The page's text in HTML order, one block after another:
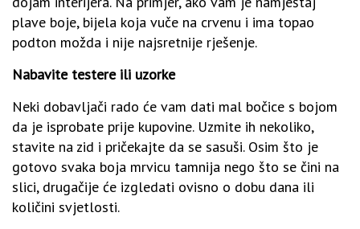
plave boje, bijela koja vuče na crvenu i ima topao
podton možda i nije najsretnije rješenje.
Nabavite testere ili uzorke
Neki dobavljači rado će vam dati mal bočice s bojom
da je isprobate prije kupovine. Uzmite ih nekoliko,
stavite na zid i pričekajte da se sasuši. Osim što je
gotovo svaka boja mrvicu tamnija nego što se čini na
slici, drugačije će izgledati ovisno o dobu dana ili
količini svjetlosti.